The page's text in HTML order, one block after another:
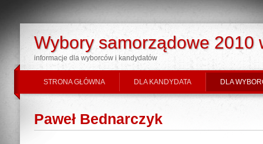
Wybory samorządowe 2010
informacje dla wyborców i kandydatów
STRONA GŁÓWNA DLA KANDYDATA DLA
Paweł Bednarczyk